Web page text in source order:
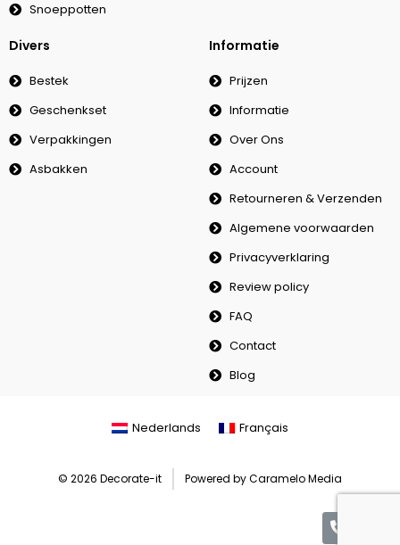
Snoeppotten
Divers
Bestek
Geschenkset
Verpakkingen
Asbakken
Informatie
Prijzen
Informatie
Over Ons
Account
Retourneren & Verzenden
Algemene voorwaarden
Privacyverklaring
Review policy
FAQ
Contact
Blog
Nederlands Français
© 2026 Decorate-it Powered by Caramelo Media